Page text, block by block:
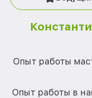
Опыт работы
Опыт работы в